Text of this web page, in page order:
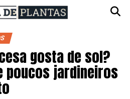
gosta de sol?
poucos jardineiros